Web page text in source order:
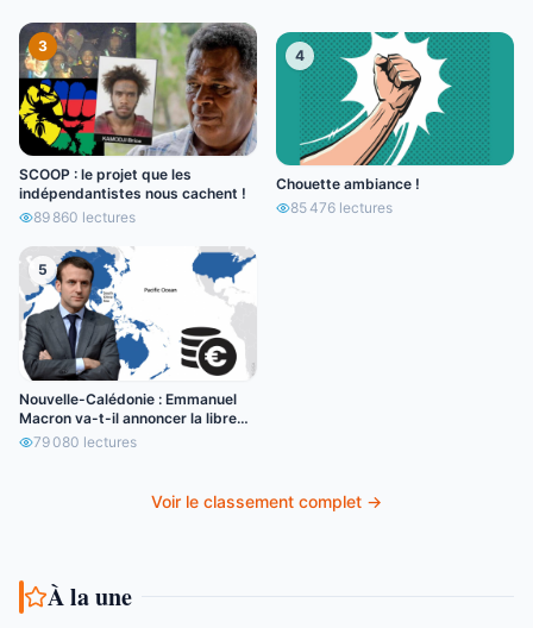
3
SCOOP : le projet que les
indépendantistes nous cachent !
89 860 lectures
4
Chouette ambiance !
85 476 lectures
5
Nouvelle-Calédonie : Emmanuel
Macron va-t-il annoncer la libre
circulation de l’euro ?
79 080 lectures
Voir le classement complet →
À la une